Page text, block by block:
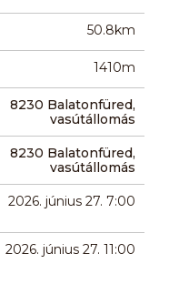
50.8km
1410m
8230 Balatonfüred,
vasútállomás
8230 Balatonfüred,
vasútállomás
2026. június 27. 7:00
2026. június 27. 11:00